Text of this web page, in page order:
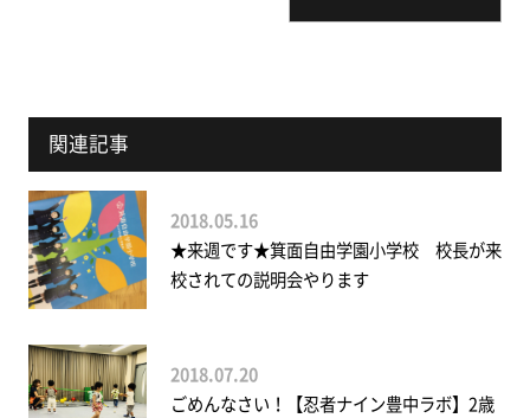
関連記事
2018.05.16
★来週です★箕面自由学園小学校 校長が来
校されての説明会やります
2018.07.20
ごめんなさい！【忍者ナイン豊中ラボ】2歳